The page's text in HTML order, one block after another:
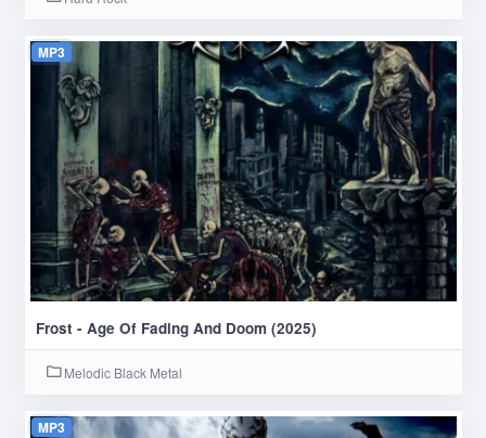
MP3
Frost - Age Of Fading And Doom (2025)
Melodic Black Metal
MP3